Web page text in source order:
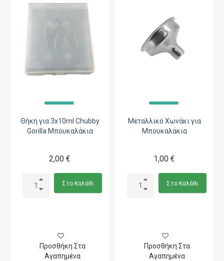
Θήκη για 3x10ml Chubby
Gorilla Μπουκαλάκια
2,00 €
Στο Καλάθι
Προσθήκη Στα
Αγαπημένα
Μεταλλικό Χωνάκι για
Μπουκαλάκια
1,00 €
Στο Καλάθι
Προσθήκη Στα
Αγαπημένα